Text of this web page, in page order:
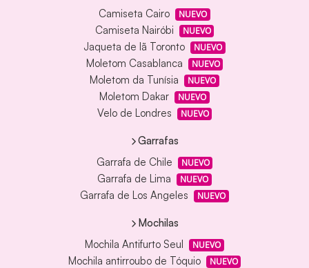
Camiseta Cairo NUEVO
Camiseta Nairóbi NUEVO
Jaqueta de lã Toronto NUEVO
Moletom Casablanca NUEVO
Moletom da Tunísia NUEVO
Moletom Dakar NUEVO
Velo de Londres NUEVO
Garrafas
Garrafa de Chile
NUEVO
Garrafa de Lima NUEVO
Garrafa de Los Angeles NUEVO
Mochilas
Mochila Antifurto Seul
NUEVO
Mochila antirroubo de Tóquio NUEVO